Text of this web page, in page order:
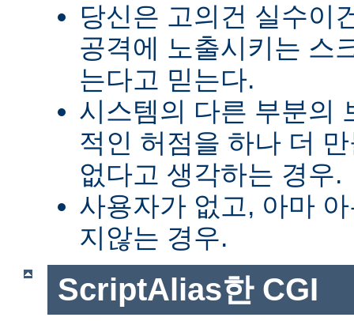
당신은 고의건 실수이
공격에 노출시키는 스
는다고 믿는다.
시스템의 다른 부분의
적인 허점을 하나 더
없다고 생각하는 경우.
사용자가 없고, 아마
지않는 경우.
ScriptAlias한 CGI